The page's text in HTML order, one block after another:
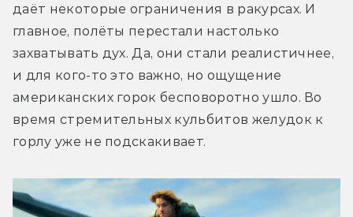
даёт некоторые ограничения в ракурсах. И
главное, полёты перестали настолько
захватывать дух. Да, они стали реалистичнее,
и для кого-то это важно, но ощущение
американских горок бесповоротно ушло. Во
время стремительных кульбитов желудок к
горлу уже не подскакивает.